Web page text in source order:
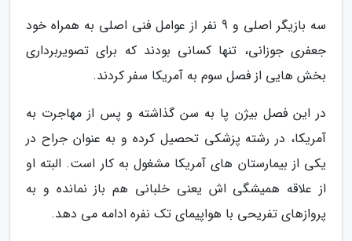
سه بازیگر اصلی و 9 نفر از عوامل فنی اصلی به همراه خود
جعفری جوزانی، تنها کسانی بودند که برای تصویربرداری
بخش هایی از فصل سوم به آمریکا سفر کردند.
در این فصل بیژن پا به سن گذاشته و پس از مهاجرت به
آمریکا، در رشته پزشکی تحصیل کرده و به عنوان جراح در
یکی از بیمارستان های آمریکا مشغول به کار است. البته او
از علاقه همیشگی اش یعنی خلبانی هم باز نمانده و به
پروازهای تفریحی با هواپیمای تک نفره ادامه می دهد.